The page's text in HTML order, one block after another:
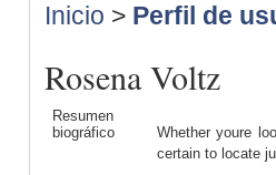
Inicio > Perfil de
Rosena Voltz
Resumen
biográfico
Whether youre
certain to locate